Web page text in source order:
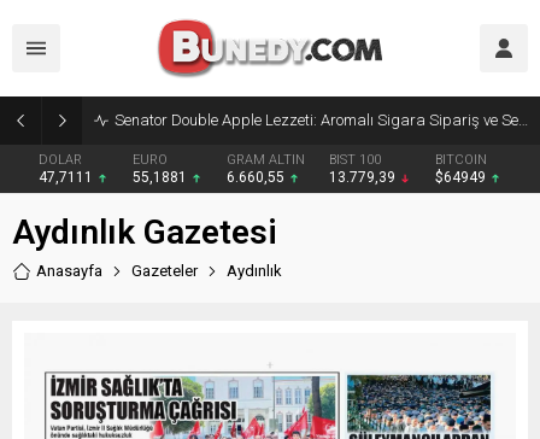
Senator Double Apple Lezzeti: Aromalı Sigara Sipariş ve Senator Sigara Dünyasına Yolculuk
DOLAR
47,7111
EURO
55,1881
GRAM ALTIN
6.660,55
BIST 100
13.779,39
BITCOIN
$64949
Aydınlık Gazetesi
Anasayfa Gazeteler Aydınlık